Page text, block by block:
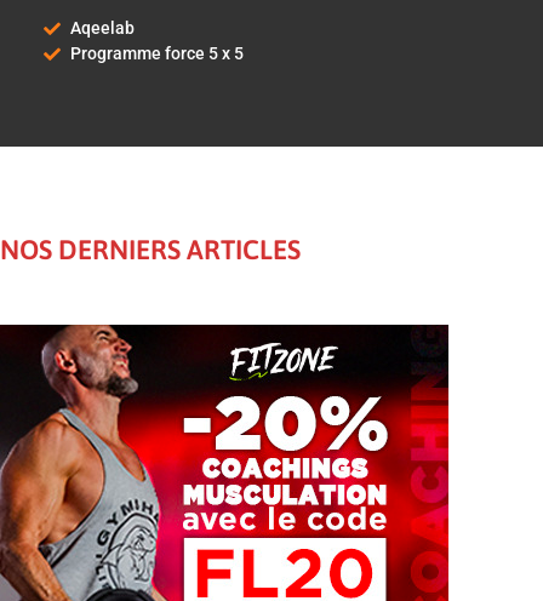
Aqeelab
Programme force 5 x 5
NOS DERNIERS ARTICLES